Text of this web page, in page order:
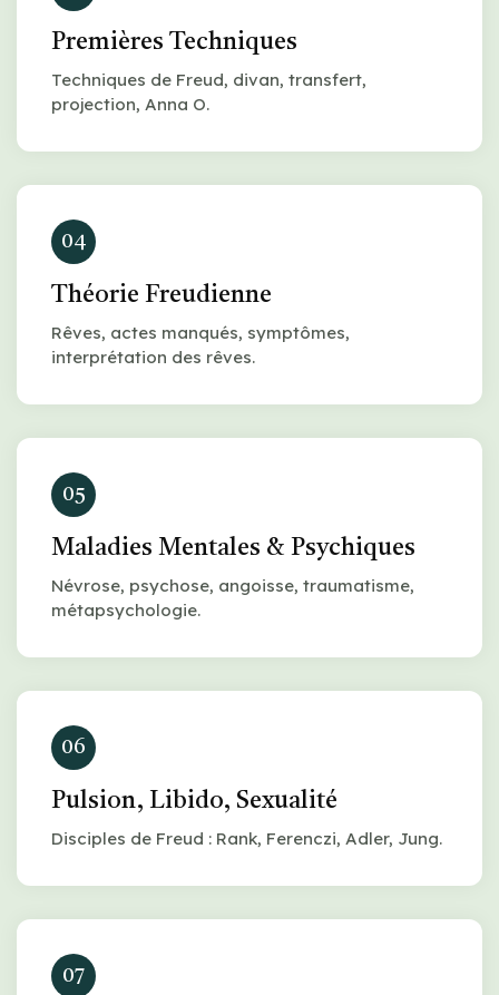
Premières Techniques
Techniques de Freud, divan, transfert,
projection, Anna O.
04
Théorie Freudienne
Rêves, actes manqués, symptômes,
interprétation des rêves.
05
Maladies Mentales & Psychiques
Névrose, psychose, angoisse, traumatisme,
métapsychologie.
06
Pulsion, Libido, Sexualité
Disciples de Freud : Rank, Ferenczi, Adler, Jung.
07